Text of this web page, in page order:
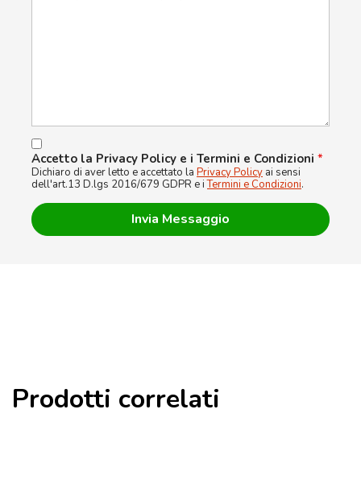
Accetto la Privacy Policy e i Termini e Condizioni *
Dichiaro di aver letto e accettato la Privacy Policy ai sensi
dell'art.13 D.lgs 2016/679 GDPR e iTermini e Condizioni.
Prodotti correlati